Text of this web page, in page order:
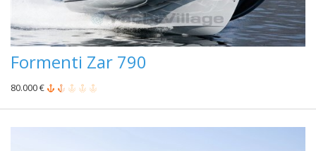
Formenti Zar 790
80.000 €